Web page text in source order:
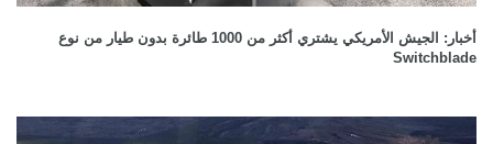
أخبار: الجيش الأمريكي يشتري أكثر من 1000 طائرة بدون طيار من نوع
Switchblade